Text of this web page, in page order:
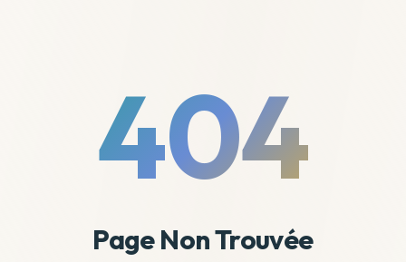
404
Page Non Trouvée